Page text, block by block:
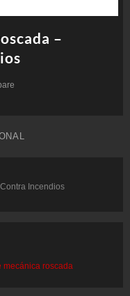
–
Incendios
mecánica roscada